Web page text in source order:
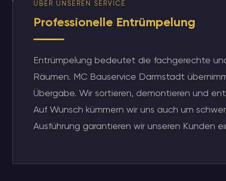
ÜBER UNSEREN SERVICE
Professionelle Entrümpelung
Entrümpelung bedeutet die fachgerechte
Räumen. MC Bauservice Darmstadt
Übergabe. Wir sortieren, demontieren und
Auf Wunsch kümmern wir uns auch um
Ausführung garantieren wir unseren Kunden